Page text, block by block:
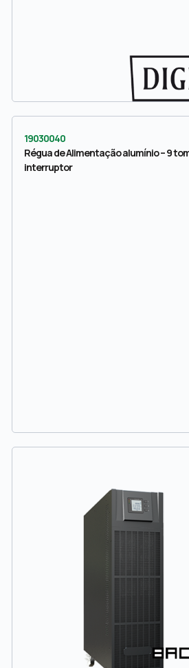
19030040
Régua de Alimentação alumínio – 9
interruptor